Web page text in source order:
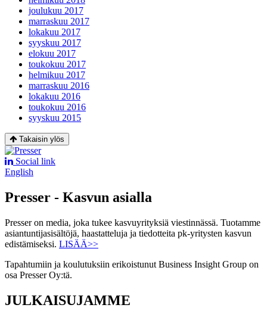
joulukuu 2017
marraskuu 2017
lokakuu 2017
syyskuu 2017
elokuu 2017
toukokuu 2017
helmikuu 2017
marraskuu 2016
lokakuu 2016
toukokuu 2016
syyskuu 2015
Takaisin ylös
Social link
English
Presser - Kasvun asialla
Presser on media, joka tukee kasvuyrityksiä viestinnässä. Tuotamme
asiantuntijasisältöjä, haastatteluja ja tiedotteita pk-yritysten kasvun
edistämiseksi. LISÄÄ>>
Tapahtumiin ja koulutuksiin erikoistunut Business Insight Group on
osa Presser Oy:tä.
JULKAISUJAMME